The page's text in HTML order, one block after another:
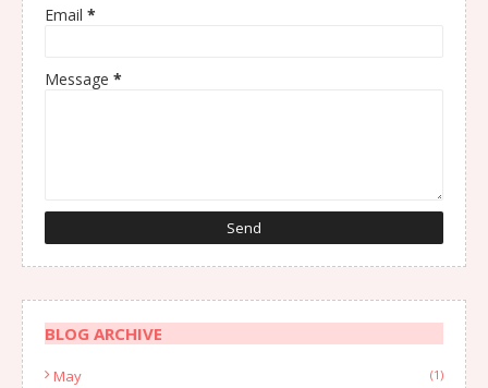
Email *
Message *
BLOG ARCHIVE
May (1)